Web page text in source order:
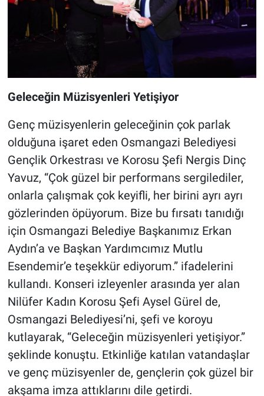
Geleceğin Müzisyenleri Yetişiyor
Genç müzisyenlerin geleceğinin çok parlak
olduğuna işaret eden Osmangazi Belediyesi
Gençlik Orkestrası ve Korosu Şefi Nergis Dinç
Yavuz, “Çok güzel bir performans sergilediler,
onlarla çalışmak çok keyifli, her birini ayrı ayrı
gözlerinden öpüyorum. Bize bu fırsatı tanıdığı
için Osmangazi Belediye Başkanımız Erkan
Aydın’a ve Başkan Yardımcımız Mutlu
Esendemir’e teşekkür ediyorum.” ifadelerini
kullandı. Konseri izleyenler arasında yer alan
Nilüfer Kadın Korosu Şefi Aysel Gürel de,
Osmangazi Belediyesi’ni, şefi ve koroyu
kutlayarak, “Geleceğin müzisyenleri yetişiyor.”
şeklinde konuştu. Etkinliğe katılan vatandaşlar
ve genç müzisyenler de, gençlerin çok güzel bir
akşama imza attıklarını dile getirdi.